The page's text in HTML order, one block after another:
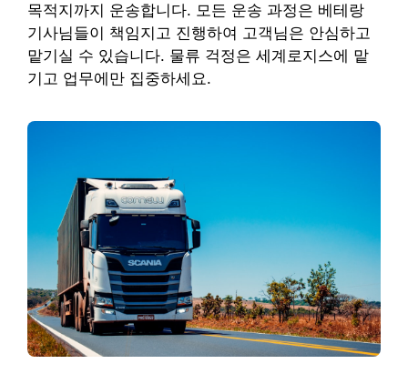
목적지까지 운송합니다. 모든 운송 과정은 베테랑
기사님들이 책임지고 진행하여 고객님은 안심하고
맡기실 수 있습니다. 물류 걱정은 세계로지스에 맡
기고 업무에만 집중하세요.